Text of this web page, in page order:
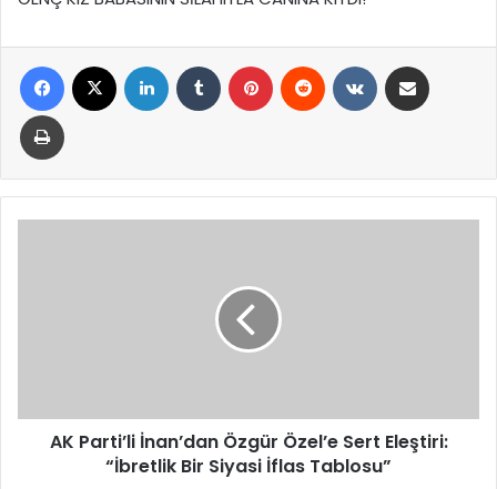
Facebook LinkedIn Tumblr Pinterest Reddit VKontakte
Yazdır
Bir
SiyasiAK Parti’li İnan’dan Özgür Özel’e Sert Eleştiri:
“İbretlik Bir Siyasi İflas Tablosu”